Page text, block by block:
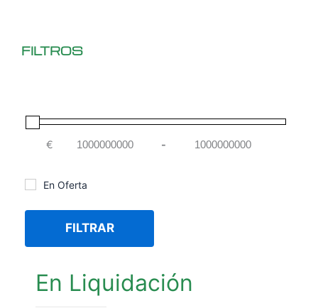
FILTROS
€ Minimum Price
-Maximum Price
En Oferta
FILTRAR
En Liquidación